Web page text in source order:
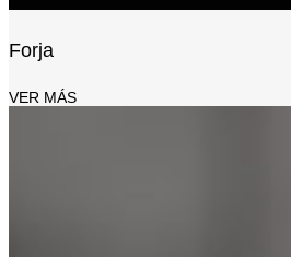
Forja
VER MÁS